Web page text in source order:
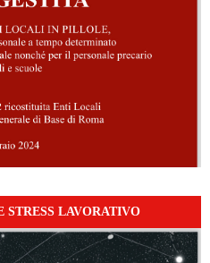
STRESS LAVORATIVO